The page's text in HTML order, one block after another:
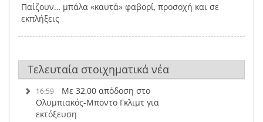
Παίζουν… μπάλα «καυτά» φαβορί, προσοχή και σε
εκπλήξεις
Τελευταία στοιχηματικά νέα
16:59
Με 32,00 απόδοση στο
Ολυμπιακός-Μποντο Γκλιμτ για
εκτόξευση